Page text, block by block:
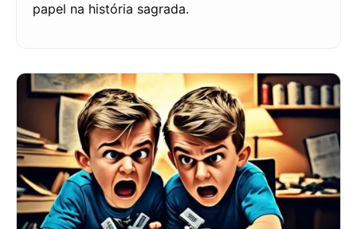
papel na história sagrada.